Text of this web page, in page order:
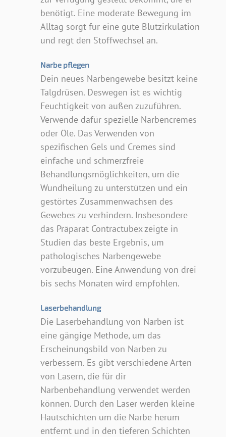
benötigt. Eine moderate Bewegung im
Alltag sorgt für eine gute Blutzirkulation
und regt den Stoffwechsel an.
Narbe pflegen
Dein neues Narbengewebe besitzt keine
Talgdrüsen. Deswegen ist es wichtig
Feuchtigkeit von außen zuzuführen.
Verwende dafür spezielle Narbencremes
oder Öle. Das Verwenden von
spezifischen Gels und Cremes sind
einfache und schmerzfreie
Behandlungsmöglichkeiten, um die
Wundheilung zu unterstützen und ein
gestörtes Zusammenwachsen des
Gewebes zu verhindern. Insbesondere
das Präparat Contractubex zeigte in
Studien das beste Ergebnis, um
pathologisches Narbengewebe
vorzubeugen. Eine Anwendung von drei
bis sechs Monaten wird empfohlen.
Laserbehandlung
Die Laserbehandlung von Narben ist
eine gängige Methode, um das
Erscheinungsbild von Narben zu
verbessern. Es gibt verschiedene Arten
von Lasern, die für dir
Narbenbehandlung verwendet werden
können. Durch den Laser werden kleine
Hautschichten um die Narbe herum
entfernt und in den tieferen Schichten